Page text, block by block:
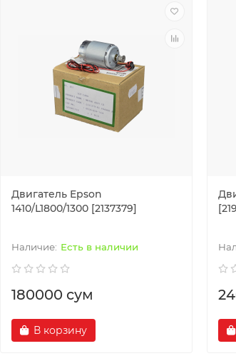
Двигатель Epson
1410/L1800/1300 [2137379]
Есть в наличии
180000 сум
В корзину